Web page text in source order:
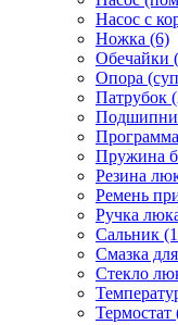
Насос c
Ножка (6)
Обечайки
Опора
Патрубок
Пружина
Резина
Ремень
Ручка
Сальник
Смазка
Стекло
Термостат